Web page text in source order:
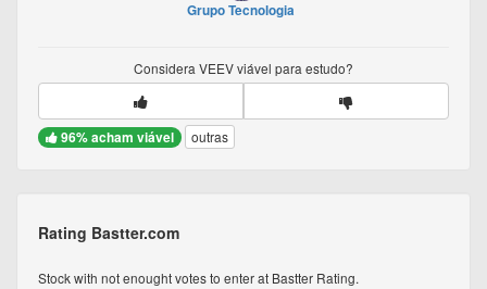
Grupo Tecnologia
Considera VEEVviável para estudo?
96% acham viável outras
Rating Bastter.com
Stock with not enought votes to enter at Bastter Rating.